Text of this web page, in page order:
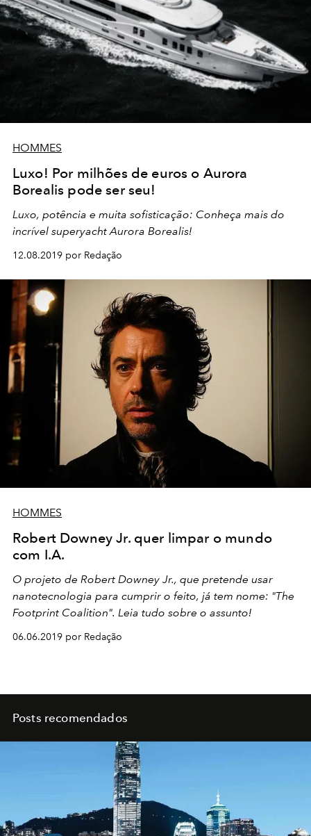
HOMMES
Luxo! Por milhões de euros o Aurora
Borealis pode ser seu!
Luxo, potência e muita sofisticação: Conheça mais do
incrível superyacht Aurora Borealis!
12.08.2019 por Redação
HOMMES
Robert Downey Jr. quer limpar o mundo
com I.A.
O projeto de Robert Downey Jr., que pretende usar
nanotecnologia para cumprir o feito, já tem nome: "The
Footprint Coalition". Leia tudo sobre o assunto!
06.06.2019 por Redação
Posts recomendados